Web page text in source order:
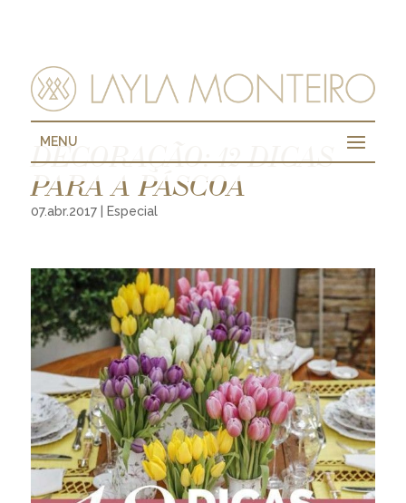
MENU
DECORAÇÃO: 12 DICAS
PARA A PÁSCOA
07.abr.2017| Especial